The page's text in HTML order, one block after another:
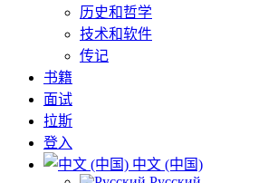
历史和哲学
技术和软件
传记
书籍
面试
拉斯
登入
中文 (中国)